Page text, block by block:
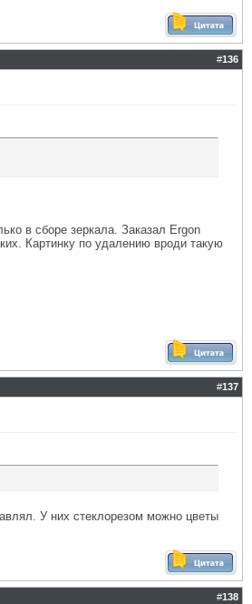
#136
в сборе зеркала. Заказал Ergon
Картинку по удалению вроди такую
#137
У них стеклорезом можно цветы
#138